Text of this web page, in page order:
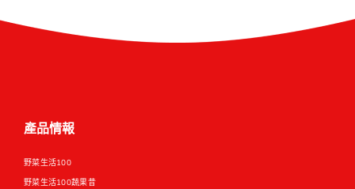
產品情報
野菜生活100
野菜生活100蔬果昔